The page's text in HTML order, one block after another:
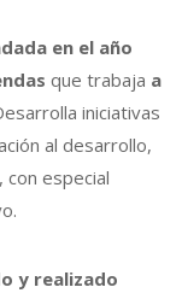
en el año
que trabaja a
iniciativas
al desarrollo,
con especial
y realizado